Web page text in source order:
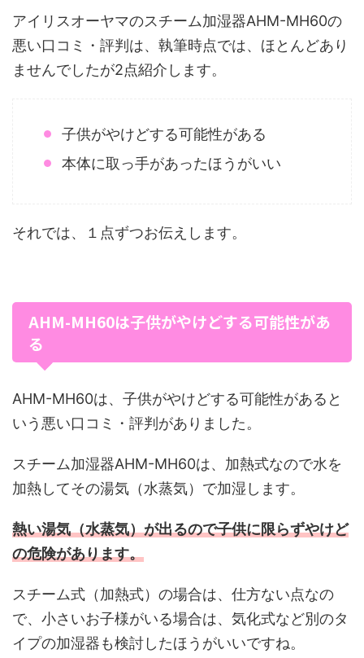
アイリスオーヤマのスチーム加湿器AHM-MH60の
悪い口コミ・評判は、執筆時点では、ほとんどあり
ませんでしたが2点紹介します。
子供がやけどする可能性がある
本体に取っ手があったほうがいい
それでは、１点ずつお伝えします。
AHM-MH60は子供がやけどする可能性があ
る
AHM-MH60は、子供がやけどする可能性があると
いう悪い口コミ・評判がありました。
スチーム加湿器AHM-MH60は、加熱式なので水を
加熱してその湯気（水蒸気）で加湿します。
熱い湯気（水蒸気）が出るので子供に限らずやけど
の危険があります。
スチーム式（加熱式）の場合は、仕方ない点なの
で、小さいお子様がいる場合は、気化式など別のタ
イプの加湿器も検討したほうがいいですね。